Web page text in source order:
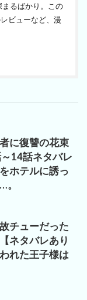
るばかり。この
ビューなど、漫
者に復讐の花束
14話ネタバレ
ホテルに誘っ
。
チューだった
ネタバレあり
れた王子様は